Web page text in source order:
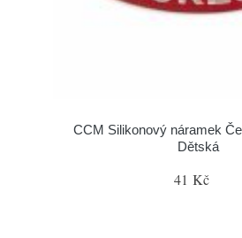
CCM Silikonový náramek
Dětská
41 Kč